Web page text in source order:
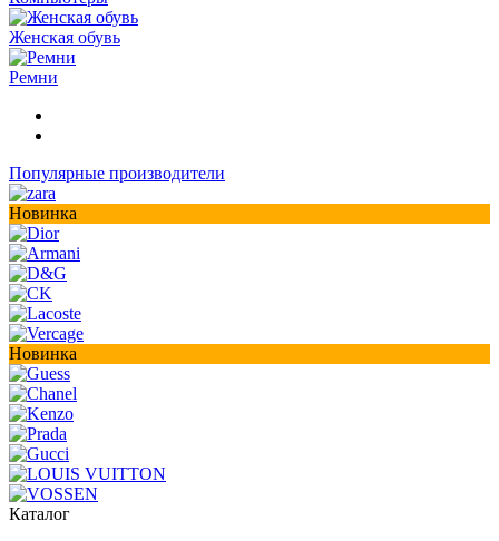
Женская обувь
Ремни
Популярные производители
Новинка
Новинка
Каталог